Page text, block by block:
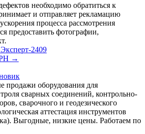
необходимо обратиться к
и отправляет рекламацию
процесса рассмотрения
предоставить фотографии,
2409
РН →
продажи оборудования для
сварных соединений, контрольно-
сварочного и геодезического
аттестация инструментов
Выгодные, низкие цены. Работаем по